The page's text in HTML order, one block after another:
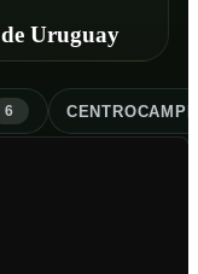
Uruguay
6